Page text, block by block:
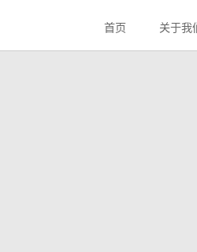
首页 关于我
DCM621ZH 支撑型电机防晃